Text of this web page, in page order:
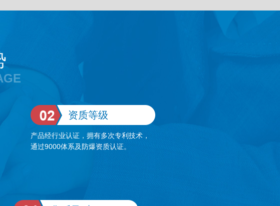
资质等级
产品经行业认证，拥有多次专利技术，
通过9000体系及防爆资质认证。